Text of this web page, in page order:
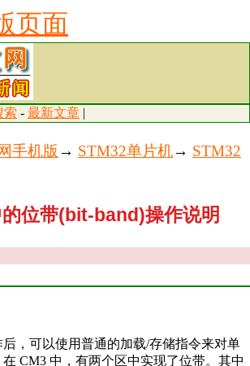
页面
索 - 最新文章 |
手机版 → STM32单片机→ STM32
位带(bit-band)操作说明
可以使用普通的加载/存储指令来对单
CM3 中，有两个区中实现了位带。其中